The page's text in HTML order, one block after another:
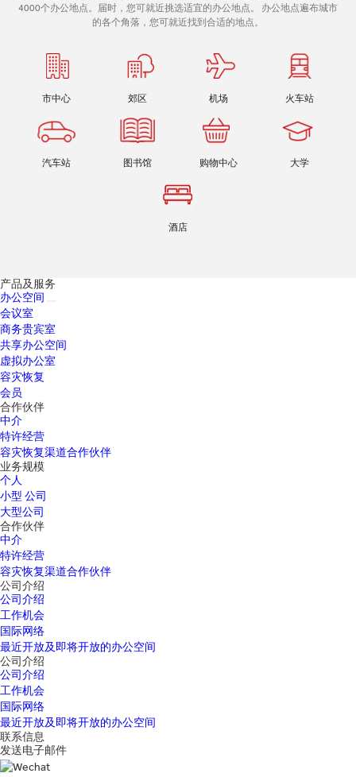
4000个办公地点。届时，您可就近挑选适宜的办公地点。 办公地点遍布城市
的各个角落，您可就近找到合适的地点。
市中心 郊区 机场 火车站
汽车站 图书馆 购物中心 大学
酒店
产品及服务
办公空间
会议室
商务贵宾室
共享办公空间
虚拟办公室
容灾恢复
会员
合作伙伴
中介
特许经营
容灾恢复渠道合作伙伴
业务规模
个人
小型 公司
大型公司
合作伙伴
中介
特许经营
容灾恢复渠道合作伙伴
公司介绍
公司介绍
工作机会
国际网络
最近开放及即将开放的办公空间
公司介绍
公司介绍
工作机会
国际网络
最近开放及即将开放的办公空间
联系信息
发送电子邮件